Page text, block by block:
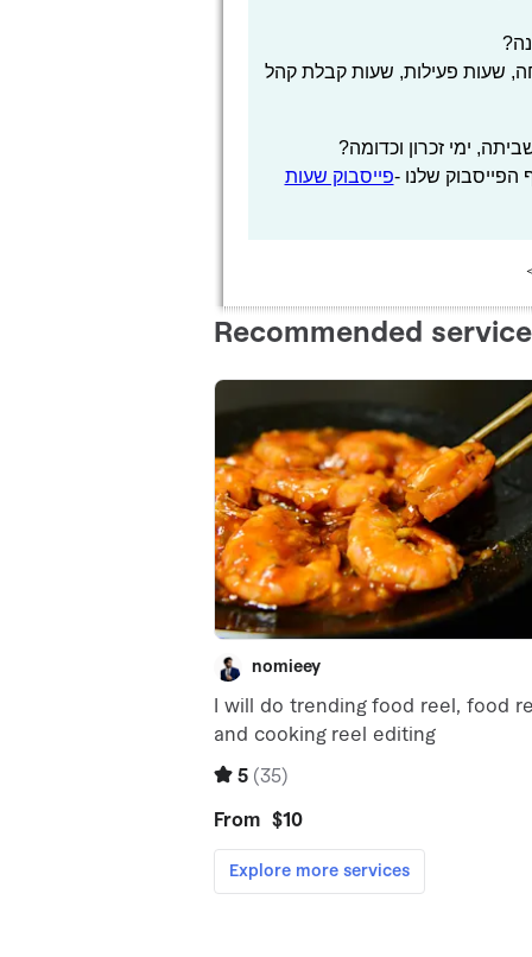
שעות פעילות, שעות קבלת קהל
ימי זכרון וכדומה?
שלנו -פייסבוק שעות